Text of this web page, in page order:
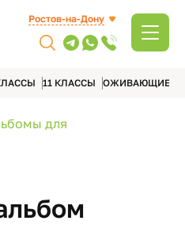
Ростов-на-Дону
11 КЛАССЫ ОЖИВАЮЩИЕ
для